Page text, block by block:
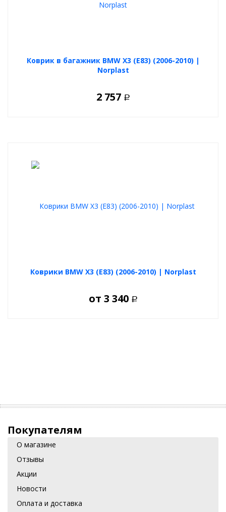
Коврик в багажник BMW X3 (E83) (2006-2010) |
Norplast
2 757 Р
Коврики BMW X3 (E83) (2006-2010) | Norplast
от 3 340 Р
Покупателям
О магазине
Отзывы
Акции
Новости
Оплата и доставка